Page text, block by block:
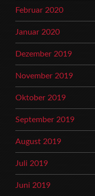
Februar 2020
Januar 2020
Dezember 2019
November 2019
Oktober 2019
September 2019
August 2019
Juli 2019
Juni 2019